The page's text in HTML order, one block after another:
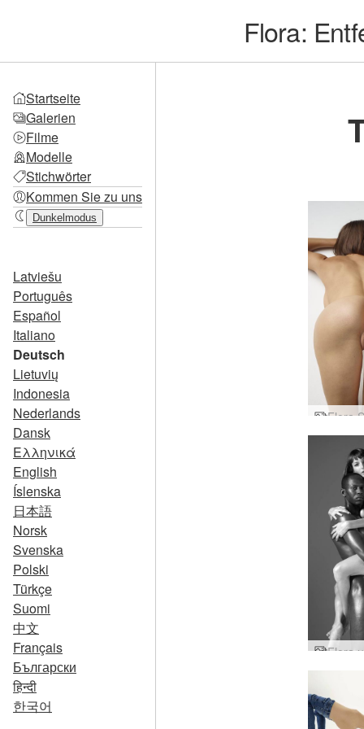
Flora:
Startseite
Galerien
Filme
Modelle
Stichwörter
Kommen Sie zu uns
Dunkelmodus
Latviešu
Português
Español
Italiano
Deutsch
Lietuvių
Indonesia
Nederlands
Dansk
Ελληνικά
English
Íslenska
日本語
Norsk
Svenska
Polski
Türkçe
Suomi
中文
Français
Български
हिन्दी
한국어